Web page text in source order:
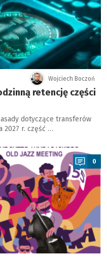
Wojciech Boczoń
retencję części
dotyczące transferów
2027 r. część …
0